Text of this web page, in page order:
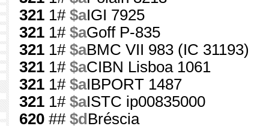
321 1# $aIGI 7925
321 1# $aGoff P-835
321 1# $aBMC VII 983 (IC 31193)
321 1# $aCIBN Lisboa 1061
321 1# $aIBPORT 1487
321 1# $aISTC ip00835000
620 ## $d Bréscia